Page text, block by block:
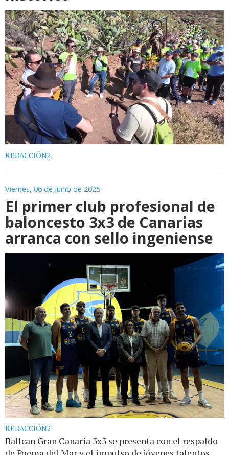
REDACCIÓN2
Viernes, 06 de Junio de 2025
El primer club profesional de
baloncesto 3x3 de Canarias
arranca con sello ingeniense
REDACCIÓN2
Ballcan Gran Canaria 3x3 se presenta con el respaldo